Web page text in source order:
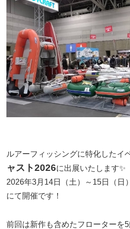
ルアーフィッシングに特化したイ
ャスト2026に出展いたします✨
2026年3月14日（土）～15日（日
にて開催です！
前回は新作も含めたフローターを